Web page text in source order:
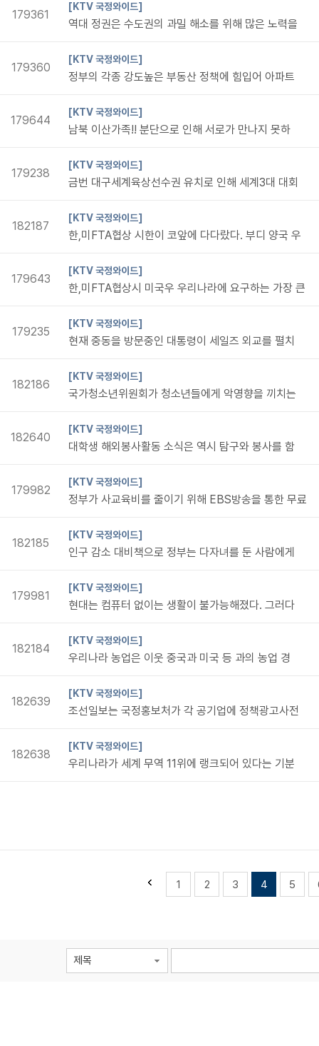
179361
[KTV 국정와이드]
역대 정권은 수도권의 과밀 해소를 위해 많은 노력을
179360
[KTV 국정와이드]
정부의 각종 강도높은 부동산 정책에 힘입어 아파트
179644
[KTV 국정와이드]
남북 이산가족!! 분단으로 인해 서로가 만나지 못하
179238
[KTV 국정와이드]
금번 대구세계육상선수권 유치로 인해 세계3대 대회
182187
[KTV 국정와이드]
한,미FTA협상 시한이 코앞에 다다랐다. 부디 양국 우
179643
[KTV 국정와이드]
한,미FTA협상시 미국우 우리나라에 요구하는 가장 큰
179235
[KTV 국정와이드]
현재 중동을 방문중인 대통령이 세일즈 외교를 펼치
182186
[KTV 국정와이드]
국가청소년위원회가 청소년들에게 악영향을 끼치는
182640
[KTV 국정와이드]
대학생 해외봉사활동 소식은 역시 탐구와 봉사를 함
179982
[KTV 국정와이드]
정부가 사교육비를 줄이기 위해 EBS방송을 통한 무료
182185
[KTV 국정와이드]
인구 감소 대비책으로 정부는 다자녀를 둔 사람에게
179981
[KTV 국정와이드]
현대는 컴퓨터 없이는 생활이 불가능해졌다. 그러다
182184
[KTV 국정와이드]
우리나라 농업은 이웃 중국과 미국 등 과의 농업 경
182639
[KTV 국정와이드]
조선일보는 국정홍보처가 각 공기업에 정책광고사전
182638
[KTV 국정와이드]
우리나라가 세계 무역 11위에 랭크되어 있다는 기분
1 2 3 4 5
제목